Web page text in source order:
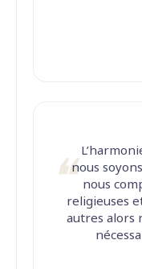
nous
nous
religieuses
autres alors